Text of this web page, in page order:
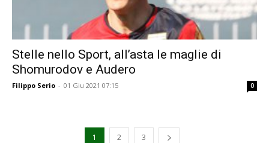
Stelle nello Sport, all’asta le maglie di
Shomurodov e Audero
Filippo Serio - 01 Giu 2021 07:15 0
1 2 3